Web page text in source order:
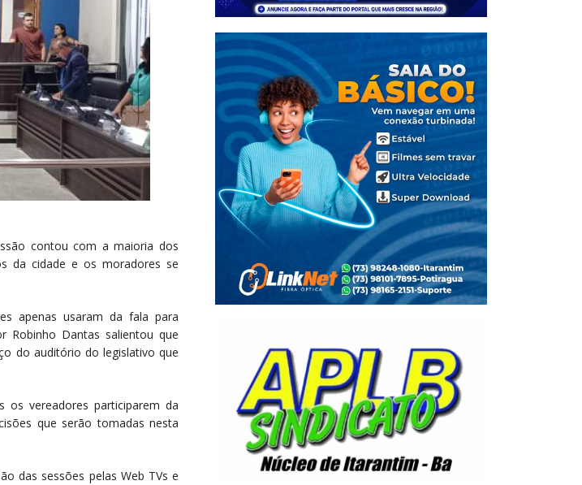
contou com a maioria dos
da cidade e os moradores se
apenas usaram da fala para
Robinho Dantas salientou que
do auditório do legislativo que
vereadores participarem da
que serão tomadas nesta
das sessões pelas Web TVs e